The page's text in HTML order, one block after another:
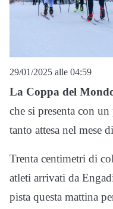
29/01/2025 alle 04:59
La Coppa del
che si presenta con
tanto attesa nel mese
Trenta centimetri di
atleti arrivati da
pista questa mattina